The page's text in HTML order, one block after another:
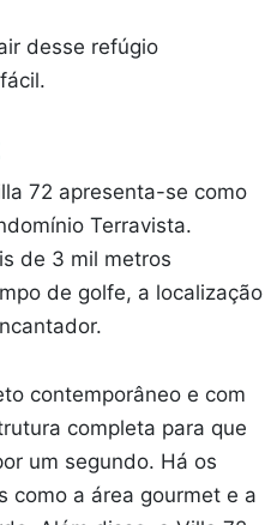
desse refúgio
72 apresenta-se como
Terravista.
de 3 mil metros
de golfe, a localização
contemporâneo e com
completa para que
um segundo. Há os
como a área gourmet e a